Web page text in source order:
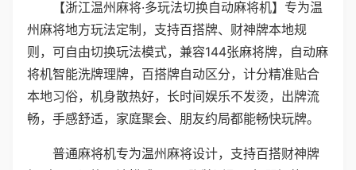
【浙江温州麻将·多玩法切换自动麻将机】专为温
州麻将地方玩法定制，支持百搭牌、财神牌本地规
则，可自由切换玩法模式，兼容144张麻将牌，自动麻
将机智能洗牌理牌，百搭牌自动区分，计分精准贴合
本地习俗，机身散热好，长时间娱乐不发烫，出牌流
畅，手感舒适，家庭聚会、朋友约局都能畅快玩牌。
普通麻将机专为温州麻将设计，支持百搭财神牌